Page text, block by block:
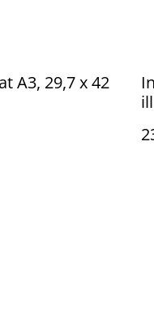
A3, 29,7 x 42